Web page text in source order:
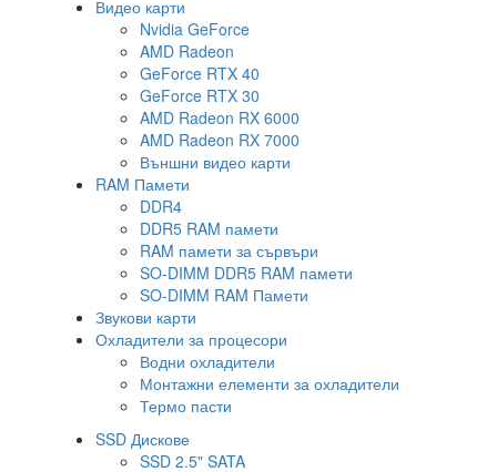
Видео карти
Nvidia GeForce
AMD Radeon
GeForce RTX 40
GeForce RTX 30
AMD Radeon RX 6000
AMD Radeon RX 7000
Външни видео карти
RAM Памети
DDR4
DDR5 RAM памети
RAM памети за сървъри
SO-DIMM DDR5 RAM памети
SO-DIMM RAM Памети
Звукови карти
Охладители за процесори
Водни охладители
Монтажни елементи за охладители
Термо пасти
SSD Дискове
SSD 2.5" SATA